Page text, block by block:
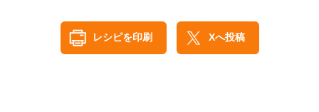
レシピを印刷 Xへ投稿